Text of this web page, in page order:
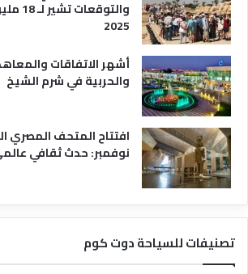
2025
أشهر الاتفاقات
والحربية في شرم الشيخ
افتتاح المتحف المصري
نوفمبر: حدث ثقافي
تصنيفات للسياحة دوت كوم